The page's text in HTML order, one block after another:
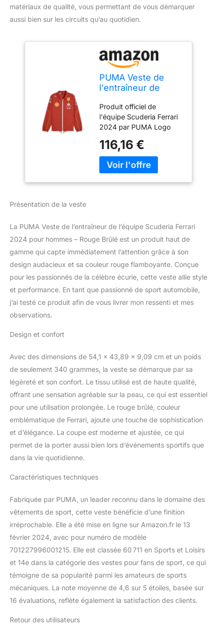
matériaux de qualité, vous permettant de vous démarquer
aussi bien sur les circuits qu’au quotidien.
PUMA Veste de
l'entraîneur de
Ferrari 2024 pour
hommes - Rouge
Brûlé - Taille: S
Produit officiel de
l'équipe Scuderia Ferrari
2024 par PUMA Logo
sur la poitrine et dans le
dos Logo imprimé PUMA
sur la poitrine et sur le
combinaison de course
de l’équipe Technologie
WINDCELL de PUMA
Coupe droite
Composition : 100 %
nylon
116,16 €
Présentation de la veste
La PUMA Veste de l’entraîneur de l’équipe Scuderia Ferrari
2024 pour hommes – Rouge Brûlé est un produit haut de
gamme qui capte immédiatement l’attention grâce à son
design audacieux et sa couleur rouge flamboyante. Conçue
pour les passionnés de la célèbre écurie, cette veste allie style
et performance. En tant que passionné de sport automobile,
j’ai testé ce produit afin de vous livrer mon ressenti et mes
observations.
Design et confort
Avec des dimensions de 54,1 x 43,89 x 9,09 cm et un poids
de seulement 340 grammes, la veste se démarque par sa
légèreté et son confort. Le tissu utilisé est de haute qualité,
offrant une sensation agréable sur la peau, ce qui est essentiel
pour une utilisation prolongée. Le rouge brûlé, couleur
emblématique de Ferrari, ajoute une touche de sophistication
et d’élégance. La coupe est moderne et ajustée, ce qui
permet de la porter aussi bien lors d’événements sportifs que
dans la vie quotidienne.
Caractéristiques techniques
Fabriquée par PUMA, un leader reconnu dans le domaine des
vêtements de sport, cette veste bénéficie d’une finition
irréprochable. Elle a été mise en ligne sur Amazon.fr le 13
février 2024, avec pour numéro de modèle
701227996001215. Elle est classée 60 711 en Sports et Loisirs
et 14e dans la catégorie des vestes pour fans de sport, ce qui
témoigne de sa popularité parmi les amateurs de sports
mécaniques. La note moyenne de 4,6 sur 5 étoiles, basée sur
16 évaluations, reflète également la satisfaction des clients.
Retour des utilisateurs